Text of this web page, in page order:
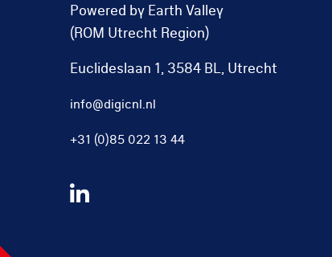
Powered by Earth Valley
(ROM Utrecht Region)
Euclideslaan 1, 3584 BL, Utrecht
info@digicnl.nl
+31 (0)85 022 13 44
Volg